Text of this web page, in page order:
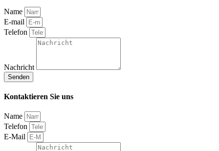
Name
E-mail
Telefon
Nachricht
Senden
Kontaktieren Sie uns
Name
Telefon
E-Mail